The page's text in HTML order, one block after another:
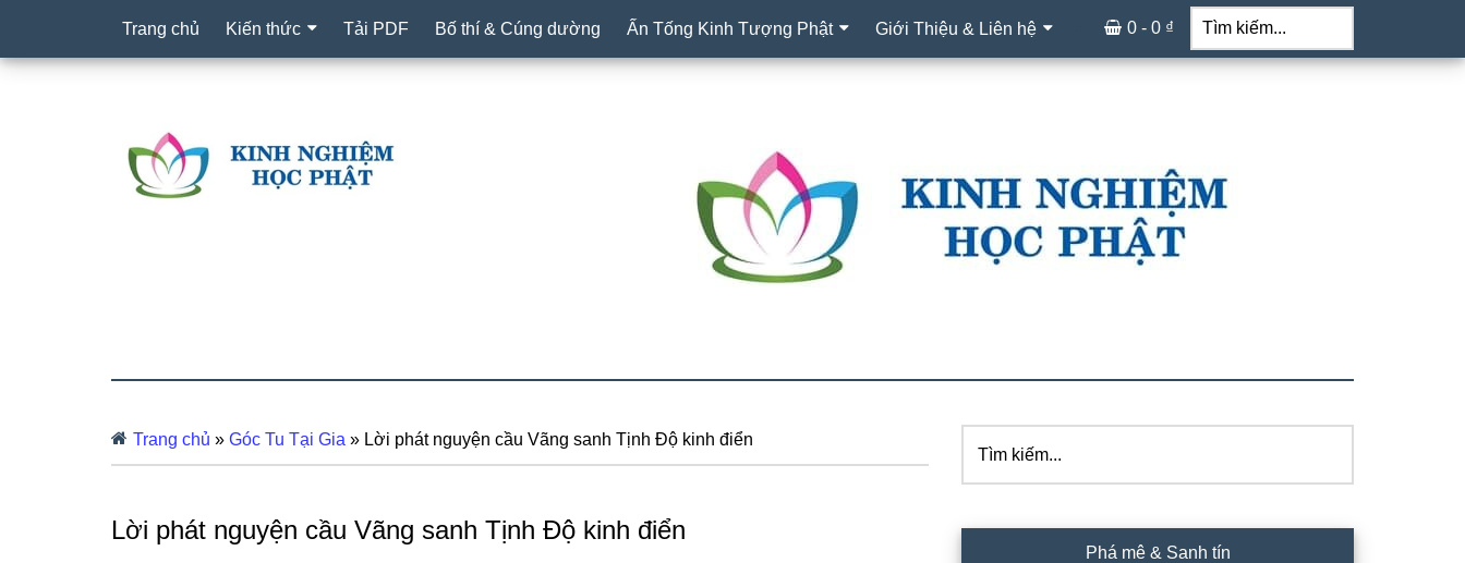
Trang chủ Kiến thức Tải PDF Bố thí & Cúng dường Ấn Tống Kinh Tượng Phật Giới Thiệu & Liên hệ
Tìm
kiếm...
0 - 0 ₫
Trang chủ » Góc Tu Tại Gia » Lời phát nguyện cầu Vãng sanh Tịnh Độ kinh điển
Lời phát nguyện cầu Vãng sanh Tịnh Độ kinh điển
Sidebar
chính
kiếm...
Phá mê & Sanh tín